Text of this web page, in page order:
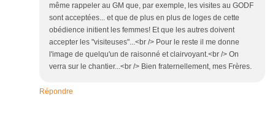
même rappeler au GM que, par exemple, les visites au GODF
sont acceptées... et que de plus en plus de loges de cette
obédience initient les femmes! Et que les autres doivent
accepter les "visiteuses"...<br /> Pour le reste il me donne
l'image de quelqu'un de raisonné et clairvoyant.<br /> On
verra sur le chantier...<br /> Bien fraternellement, mes Frères.
Répondre